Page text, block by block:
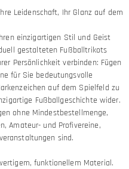
Leidenschaft, Ihr Glanz auf dem
einzigartigen Stil und Geist
gestalteten Fußballtrikots
Persönlichkeit verbinden: Fügen
für Sie bedeutungsvolle
auf dem Spielfeld zu
Fußballgeschichte wider.
ohne Mindestbestellmenge,
Amateur- und Profivereine,
sind.
funktionellem Material.